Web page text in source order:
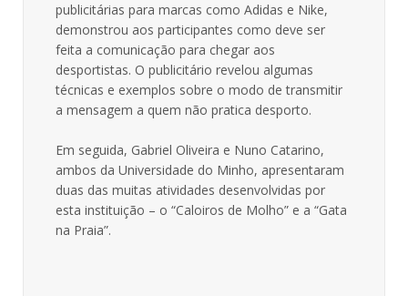
publicitárias para marcas como Adidas e Nike,
demonstrou aos participantes como deve ser
feita a comunicação para chegar aos
desportistas. O publicitário revelou algumas
técnicas e exemplos sobre o modo de transmitir
a mensagem a quem não pratica desporto.
Em seguida, Gabriel Oliveira e Nuno Catarino,
ambos da Universidade do Minho, apresentaram
duas das muitas atividades desenvolvidas por
esta instituição – o “Caloiros de Molho” e a “Gata
na Praia”.